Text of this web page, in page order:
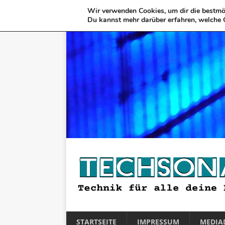
STARTSEITE IMPRESSUM
Wir verwenden Cookies, um dir die
Du kannst mehr darüber erfahren,